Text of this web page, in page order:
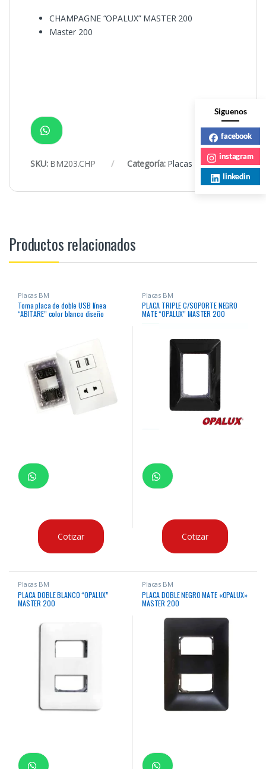
CHAMPAGNE “OPALUX” MASTER 200
Master 200
SKU: BM203.CHP Categoría: Placas BM
Productos relacionados
Placas BM
Toma placa de doble USB línea
“ABITARE” color blanco diseño
Cotizar
Placas BM
PLACA TRIPLE C/SOPORTE NEGRO
MATE “OPALUX” MASTER 200
Cotizar
Placas BM
PLACA DOBLE BLANCO “OPALUX”
MASTER 200
Placas BM
PLACA DOBLE NEGRO MATE «OPALUX»
MASTER 200
Siguenos
facebook
instagram
linkedin